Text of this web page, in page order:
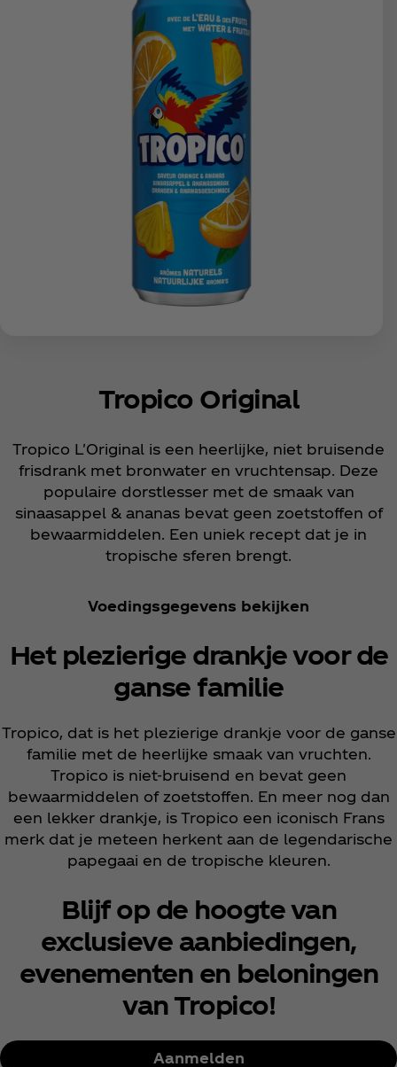
Tropico Original
Tropico L'Original is een heerlijke, niet bruisende
frisdrank met bronwater en vruchtensap. Deze
populaire dorstlesser met de smaak van
sinaasappel & ananas bevat geen zoetstoffen of
bewaarmiddelen. Een uniek recept dat je in
tropische sferen brengt.
Voedingsgegevens bekijken
Het plezierige drankje voor de
ganse familie
Tropico, dat is het plezierige drankje voor de ganse
familie met de heerlijke smaak van vruchten.
Tropico is niet-bruisend en bevat geen
bewaarmiddelen of zoetstoffen. En meer nog dan
een lekker drankje, is Tropico een iconisch Frans
merk dat je meteen herkent aan de legendarische
papegaai en de tropische kleuren.
Blijf op de hoogte van
exclusieve aanbiedingen,
evenementen en beloningen
van Tropico!
Aanmelden